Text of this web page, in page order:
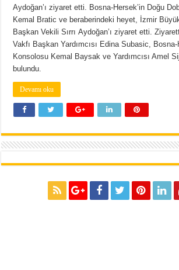
Aydoğan’ı ziyaret etti. Bosna-Hersek’in Doğu
Kemal Bratic ve beraberindeki heyet, İzmir
Başkan Vekili Sırrı Aydoğan’ı ziyaret etti.
Vakfı Başkan Yardımcısı Edina Subasic,
Konsolosu Kemal Baysak ve Yardımcısı Amel
bulundu.
Devamı oku